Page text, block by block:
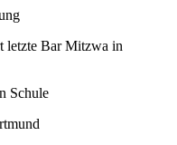
letzte Bar Mitzwa in
Schule